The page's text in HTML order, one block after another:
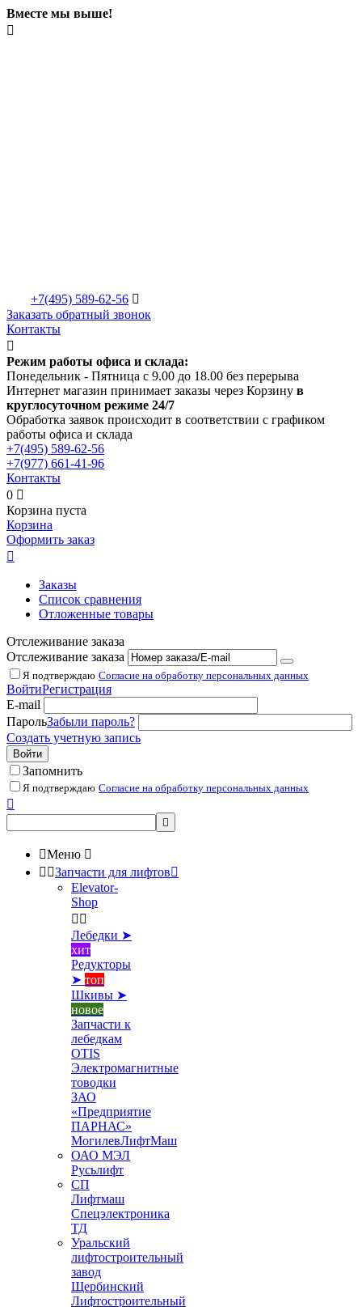
Вместе мы выше!

+7(495) 589-62-56 
Заказать обратный звонок
Контакты

Режим работы офиса и склада:
Понедельник - Пятница с 9.00 до 18.00 без перерыва
Интернет магазин принимает заказы через Корзину в
круглосуточном режиме 24/7
Обработка заявок происходит в соответствии с графиком
работы офиса и склада
+7(495) 589-62-56
+7(977) 661-41-96
Контакты
0 
Корзина пуста
Корзина
Оформить заказ

Заказы
Список сравнения
Отложенные товары
Отслеживание заказа
Отслеживание заказа
Я подтверждаю Согласие на обработку персональных данных
ВойтиРегистрация
E-mail
ПарольЗабыли пароль?
Создать учетную запись
Войти
Запомнить
Я подтверждаю Согласие на обработку персональных данных


Меню 
 Запчасти для лифтов
Elevator-
Shop
 
Лебедки ➤
хит
Редукторы
➤ топ
Шкивы ➤
новое
Запчасти к
лебедкам
OTIS
Электромагнитные
товодки
ЗАО
«Предприятие
ПАРНАС»
МогилевЛифтМаш
ОАО МЭЛ
Русьлифт
СП
Лифтмаш
Спецэлектроника
ТД
Уральский
лифтостроительный
завод
Щербинский
Лифтостроительный